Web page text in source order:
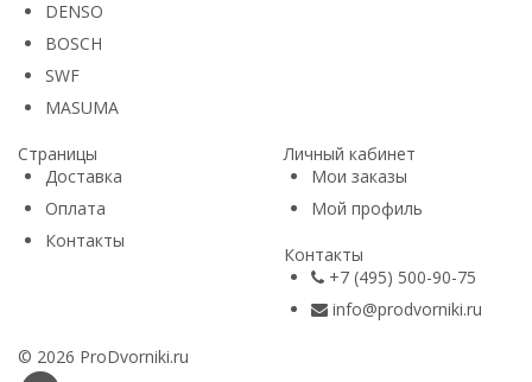
DENSO
BOSCH
SWF
MASUMA
Страницы
Доставка
Оплата
Контакты
Личный кабинет
Мои заказы
Мой профиль
Контакты
+7 (495) 500-90-75
info@prodvorniki.ru
© 2026 ProDvorniki.ru